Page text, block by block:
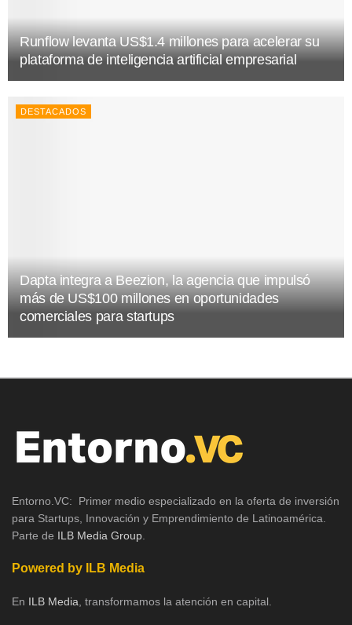
Runflow levanta US$1.4 millones para acelerar su
plataforma de inteligencia artificial empresarial
DESTACADOS
Dapta integra a Beezion, la agencia que impulsó
más de US$100 millones en oportunidades
comerciales para startups
Entorno.VC: Primer medio especializado en la oferta de inversión
para Startups, Innovación y Emprendimiento de Latinoamérica.
Parte de ILB Media Group
Powered by ILB Media
En ILB Media , transformamos la atención en capital.